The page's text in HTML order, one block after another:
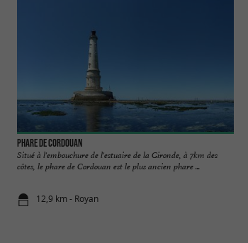
Phare de Cordouan
Situé à l'embouchure de l'estuaire de la Gironde, à 7km des
côtes, le phare de Cordouan est le plus ancien phare ...
12,9 km - Royan